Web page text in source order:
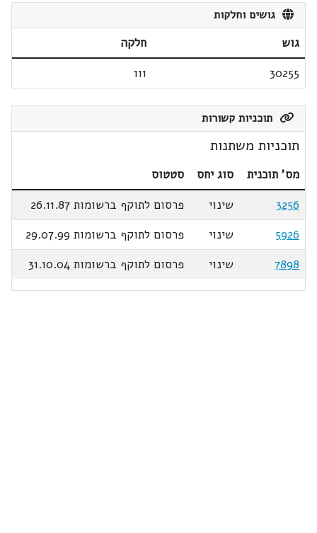
גושים וחלקות
גוש
חלקה
30255
111
תוכניות קשורות
תוכניות משתנות
מס' תוכנית סוג יחס
סטטוס
3256
שינוי
פרסום לתוקף ברשומות 26.11.87
5926
שינוי
פרסום לתוקף ברשומות 29.07.99
7898
שינוי פרסום לתוקף ברשומות 31.10.04